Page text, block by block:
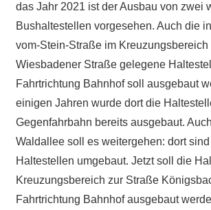
das Jahr 2021 ist der Ausbau von zwei
Bushaltestellen vorgesehen. Auch die
vom-Stein-Straße im Kreuzungsbereich
Wiesbadener Straße gelegene
Fahrtrichtung Bahnhof soll ausgebaut
einigen Jahren wurde dort die
Gegenfahrbahn bereits ausgebaut.
Waldallee soll es weitergehen: dort
Haltestellen umgebaut. Jetzt soll die
Kreuzungsbereich zur Straße
Fahrtrichtung Bahnhof ausgebaut